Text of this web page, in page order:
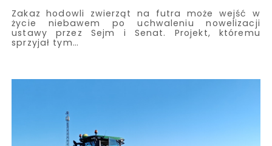
Zakaz hodowli zwierząt na futra może wejść w
życie niebawem po uchwaleniu nowelizacji
ustawy przez Sejm i Senat. Projekt, któremu
sprzyjał tym…